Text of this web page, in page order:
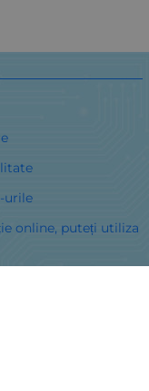
urile
online, puteți utiliza